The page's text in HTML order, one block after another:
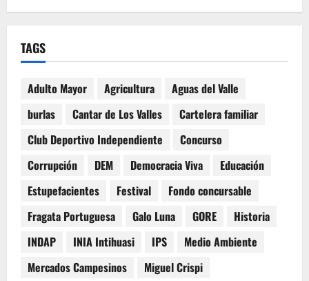
TAGS
Adulto Mayor Agricultura
Aguas del Valle
burlas
Cantar de Los Valles
Cartelera familiar
Club Deportivo Independiente
Concurso
Corrupción
DEM Democracia Viva
Educación
Estupefacientes
Festival
Fondo concursable
Fragata Portuguesa
Galo Luna GORE
Historia
INDAP
INIA Intihuasi IPS
Medio Ambiente
Mercados Campesinos
Miguel Crispi